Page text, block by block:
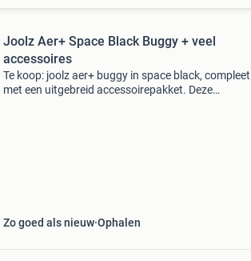
Joolz Aer+ Space Black Buggy + veel
accessoires
Te koop: joolz aer+ buggy in space black, compleet
met een uitgebreid accessoirepakket. Deze
Zo goed als nieuw Ophalen